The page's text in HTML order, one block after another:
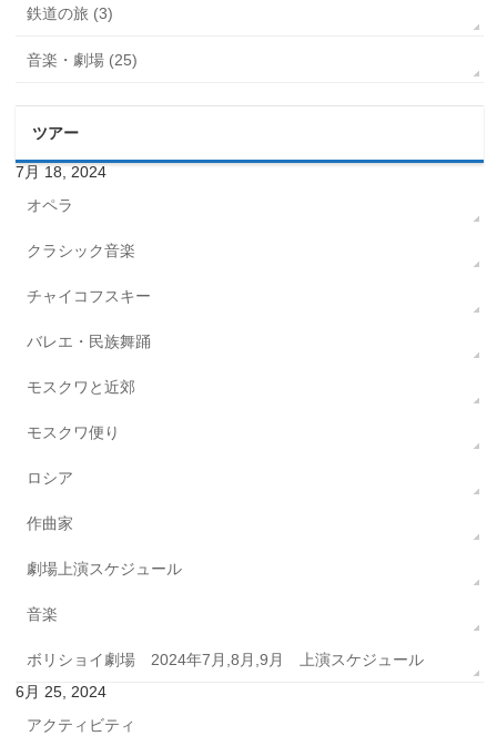
鉄道の旅 (3)
音楽・劇場 (25)
ツアー
7月 18, 2024
オペラ
クラシック音楽
チャイコフスキー
バレエ・民族舞踊
モスクワと近郊
モスクワ便り
ロシア
作曲家
劇場上演スケジュール
音楽
ボリショイ劇場 2024年7月,8月,9月 上演スケジュール
6月 25, 2024
アクティビティ